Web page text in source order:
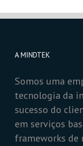
A MINDTEK
Somos uma
tecnologia da
sucesso do
em serviços
frameworks de